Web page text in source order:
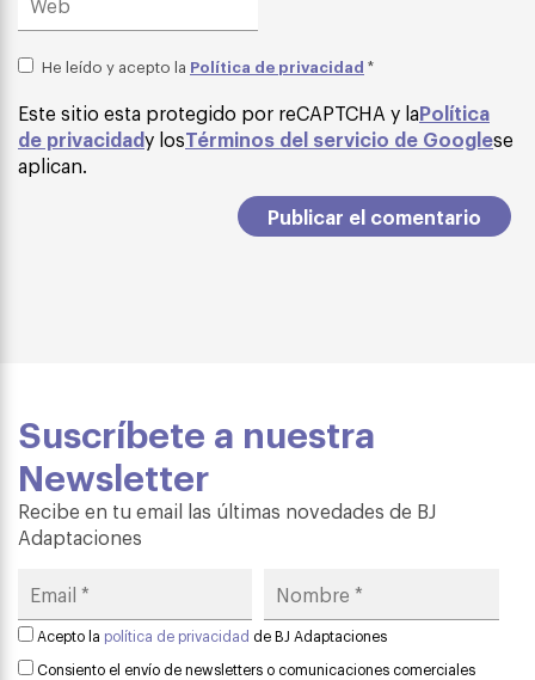
He leído y acepto la Política de privacidad *
Este sitio esta protegido por reCAPTCHA y laPolítica
de privacidady losTérminos del servicio de Googlese
aplican.
Suscríbete a nuestra
Newsletter
Recibe en tu email las últimas novedades de BJ
Adaptaciones
Acepto la política de privacidad de BJ Adaptaciones
Consiento el envío de newsletters o comunicaciones comerciales